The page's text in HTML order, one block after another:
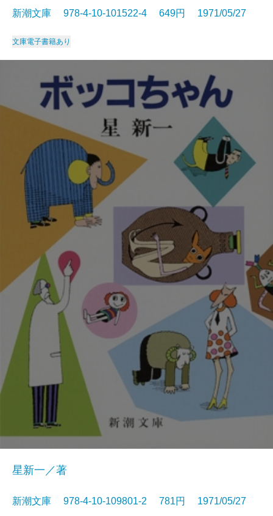
新潮文庫 978-4-10-101522-4 649円 1971/05/27
文庫電子書籍あり
星新一／著
新潮文庫 978-4-10-109801-2 781円 1971/05/27